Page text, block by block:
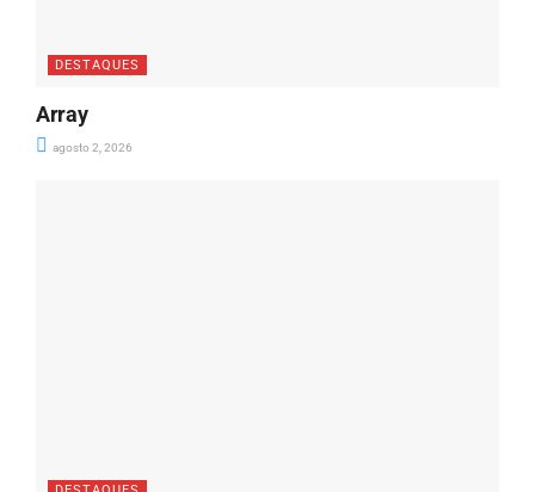
DESTAQUES
Array
agosto 2, 2026